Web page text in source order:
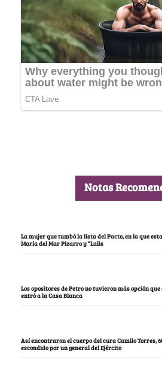
Notas
La mujer que tumbó la lista del Pacto, en la que
María del Mar Pizarro y “Lalis
Los opositores de Petro no tuvieron más opción
entró a la Casa Blanca
Así encontraron el cuerpo del cura Camilo Torres,
escondido por un general del Ejército